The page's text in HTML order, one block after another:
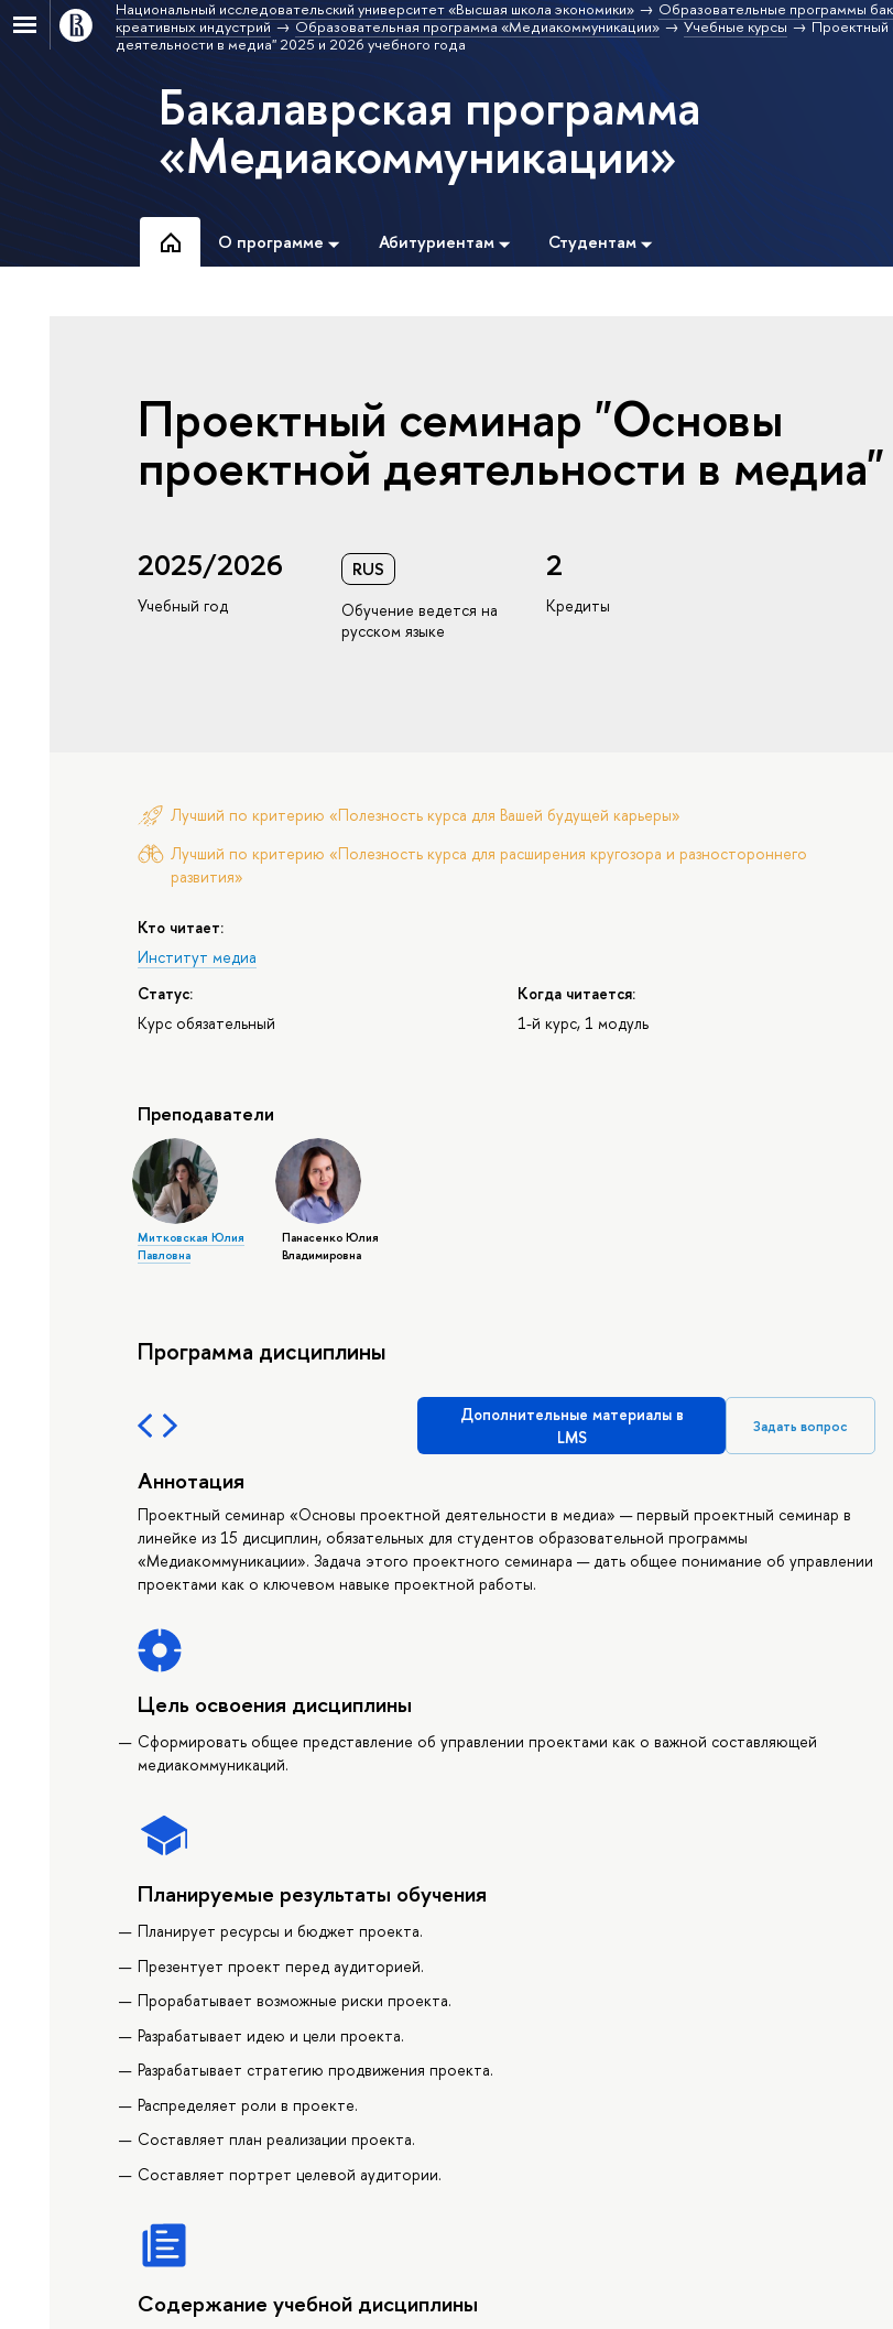
Национальный исследовательский университет «Высшая школа экономики» Образовательные программы
креативных индустрий
Образовательная программа «Медиакоммуникации» Учебные курсы
Проектный
деятельности в медиа" 2025 и 2026 учебного года
Бакалаврская программа
«Медиакоммуникации»
О программе Абитуриентам Студентам
Проектный семинар "Основы
проектной деятельности в медиа"
2025/2026
Учебный год
RUS
Обучение ведется на
русском языке
2
Кредиты
Лучший по критерию «Полезность курса для Вашей будущей карьеры»
Лучший по критерию «Полезность курса для расширения кругозора и разностороннего
развития»
Кто читает:
Институт медиа
Статус:
Курс обязательный
Когда читается:
1-й курс, 1 модуль
Преподаватели
Митковская Юлия
Павловна
Панасенко Юлия
Владимировна
Программа дисциплины
Дополнительные материалы в
LMS
Задать вопрос
Аннотация
Проектный семинар «Основы проектной деятельности в медиа» — первый проектный семинар в
линейке из 15 дисциплин, обязательных для студентов образовательной программы
«Медиакоммуникации». Задача этого проектного семинара — дать общее понимание об управлении
проектами как о ключевом навыке проектной работы.
Цель освоения дисциплины
Сформировать общее представление об управлении проектами как о важной составляющей
медиакоммуникаций.
Планируемые результаты обучения
Планирует ресурсы и бюджет проекта.
Презентует проект перед аудиторией.
Прорабатывает возможные риски проекта.
Разрабатывает идею и цели проекта.
Разрабатывает стратегию продвижения проекта.
Распределяет роли в проекте.
Составляет план реализации проекта.
Составляет портрет целевой аудитории.
Содержание учебной дисциплины